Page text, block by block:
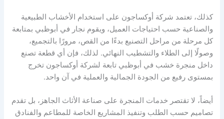
كذلك، تعتمد شركة أوكساجون على استخدام الأخشاب الطبيعية
والصناعية حسب احتياجات العميل، ويقوم نجار في أبوظبي بمتابعة
كل مرحلة من مراحل التصنيع بدءًا من القص، مرورًا بالتجميع،
وصولًا إلى الطلاء والتشطيب النهائي. لذلك، فإن أي قطعة تصنع
داخل منجرة خشب في أبوظبي تابعة لشركة أوكساجون تخرج
بمستوى رفيع من الجودة الجمالية والعملية في آن واحد.
أيضاً، لا تقتصر خدمات المنجرة على صناعة الأثاث الجاهز، بل تقدم
تصاميم حسب الطلب وتنفيذ المشاريع الخاصة للمطاعم والفنادق